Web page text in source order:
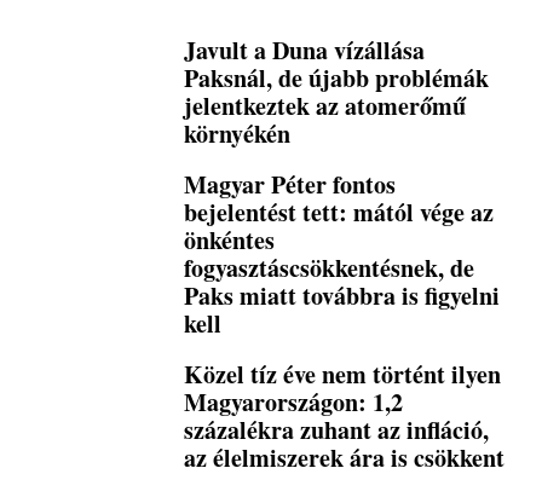
Javult a Duna vízállása
Paksnál, de újabb problémák
jelentkeztek az atomerőmű
környékén
Magyar Péter fontos
bejelentést tett: mától vége az
önkéntes
fogyasztáscsökkentésnek, de
Paks miatt továbbra is figyelni
kell
Közel tíz éve nem történt ilyen
Magyarországon: 1,2
százalékra zuhant az infláció,
az élelmiszerek ára is csökkent